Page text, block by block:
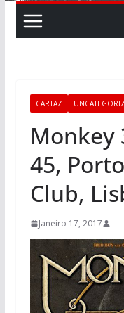
CARTAZ
Monkey
45,
Club,
Janeiro 17, 2017